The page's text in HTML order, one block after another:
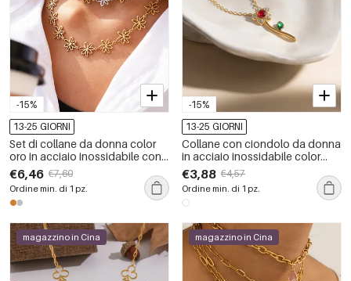
-15%
13-25 GIORNI
Set di collane da donna color
oro in acciaio inossidabile con
fiore martellato e anti-
ossidazione
€6,46 €7,60
Ordine min. di 1 pz.
-15%
13-25 GIORNI
Collane con ciondolo da donna
in acciaio inossidabile color
oro, impermeabili e anti-
ossidazione, con motivo
floreale, personalizzabili
€3,88 €4,57
Ordine min. di 1 pz.
magazzino in Cina magazzino in Cina